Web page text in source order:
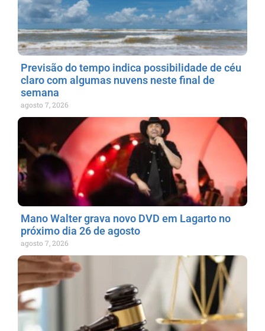
Previsão do tempo indica possibilidade de céu
claro com algumas nuvens neste final de
semana
agosto 7, 2026
Mano Walter grava novo DVD em Lagarto no
próximo dia 26 de agosto
agosto 7, 2026